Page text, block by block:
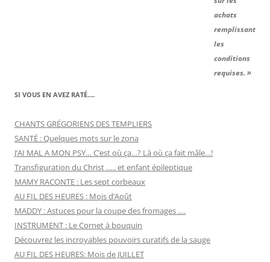
achats
remplissant
les
conditions
requises. »
SI VOUS EN AVEZ RATÉ….
CHANTS GRÉGORIENS DES TEMPLIERS
SANTÉ : Quelques mots sur le zona
J’AI MAL A MON PSY… C’est où ça…? Là où ça fait mâle…!
Transfiguration du Christ ….. et enfant épileptique
MAMY RACONTE : Les sept corbeaux
AU FIL DES HEURES : Mois d’Août
MADDY : Astuces pour la coupe des fromages ….
INSTRUMENT : Le Cornet à bouquin
Découvrez les incroyables pouvoirs curatifs de la sauge
AU FIL DES HEURES: Mois de JUILLET